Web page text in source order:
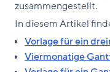
zusammengestellt.
In diesem Artikel
Vorlage für ein
Viermonatige